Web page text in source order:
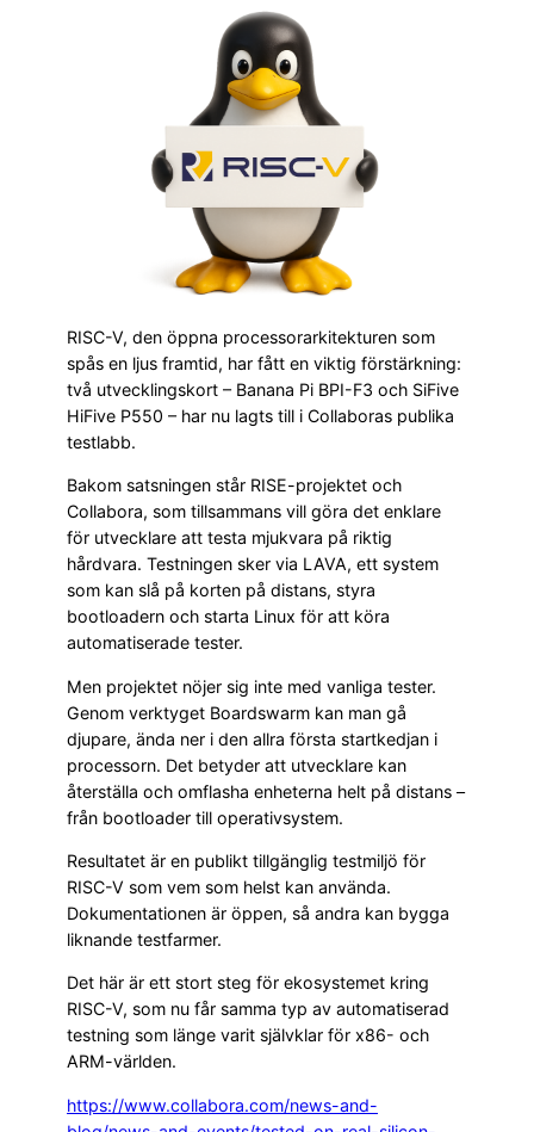
RISC-V, den öppna processorarkitekturen som
spås en ljus framtid, har fått en viktig förstärkning:
två utvecklingskort – Banana Pi BPI-F3 och SiFive
HiFive P550 – har nu lagts till i Collaboras publika
testlabb.
Bakom satsningen står RISE-projektet och
Collabora, som tillsammans vill göra det enklare
för utvecklare att testa mjukvara på riktig
hårdvara. Testningen sker via LAVA, ett system
som kan slå på korten på distans, styra
bootloadern och starta Linux för att köra
automatiserade tester.
Men projektet nöjer sig inte med vanliga tester.
Genom verktyget Boardswarm kan man gå
djupare, ända ner i den allra första startkedjan i
processorn. Det betyder att utvecklare kan
återställa och omflasha enheterna helt på distans –
från bootloader till operativsystem.
Resultatet är en publikt tillgänglig testmiljö för
RISC-V som vem som helst kan använda.
Dokumentationen är öppen, så andra kan bygga
liknande testfarmer.
Det här är ett stort steg för ekosystemet kring
RISC-V, som nu får samma typ av automatiserad
testning som länge varit självklar för x86- och
ARM-världen.
https://www.collabora.com/news-and-